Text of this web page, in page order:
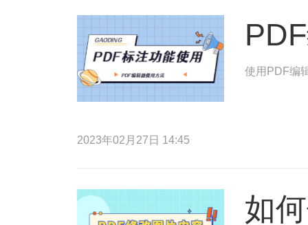
使用PDF编
2023年02月27日 14:45
如